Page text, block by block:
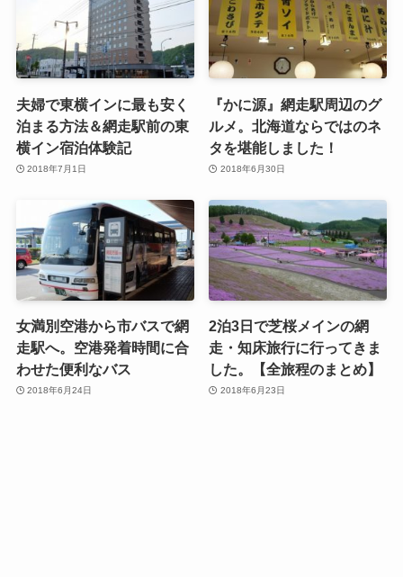
夫婦で東横インに最も安く
泊まる方法＆網走駅前の東
横イン宿泊体験記
2018年7月1日
『かに源』網走駅周辺のグ
ルメ。北海道ならではのネ
タを堪能しました！
2018年6月30日
女満別空港から市バスで網
走駅へ。空港発着時間に合
わせた便利なバス
2018年6月24日
2泊3日で芝桜メインの網
走・知床旅行に行ってきま
した。【全旅程のまとめ】
2018年6月23日